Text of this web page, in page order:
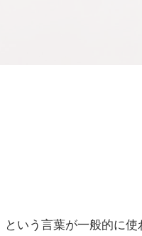
いう言葉が一般的に使